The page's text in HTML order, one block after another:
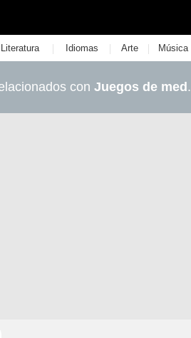
Literatura | Idiomas | Arte | Música
con Juegos de med .